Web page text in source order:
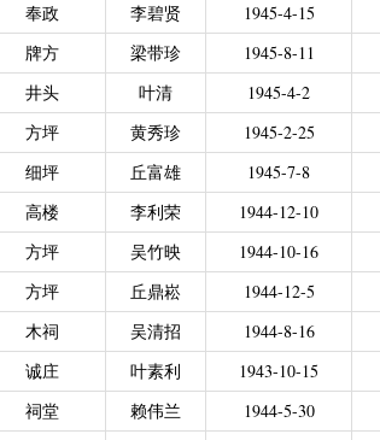
奉政 李碧贤 1945-4-15
牌方 梁带珍 1945-8-11
井头 叶清 1945-4-2
方坪 黄秀珍 1945-2-25
细坪 丘富雄 1945-7-8
高楼 李利荣 1944-12-10
方坪 吴竹映 1944-10-16
方坪 丘鼎崧 1944-12-5
木祠 吴清招 1944-8-16
诚庄 叶素利 1943-10-15
祠堂 赖伟兰 1944-5-30